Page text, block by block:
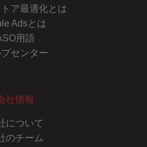
ア最適化とは
Adsとは
用語
センター
社情報
について
のチーム